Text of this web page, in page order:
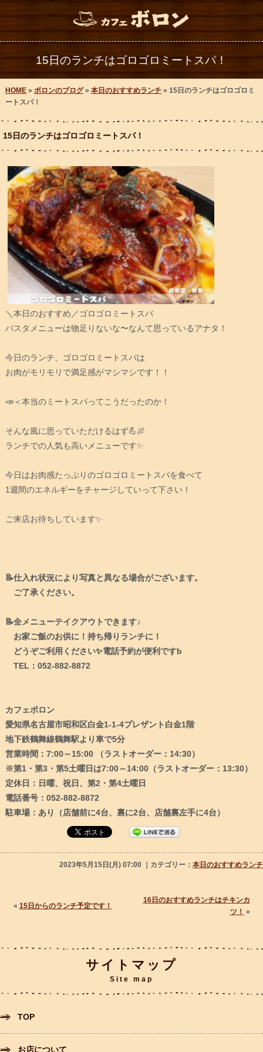
15日のランチはゴロゴロミートスパ！
HOME» ボロンのブログ» 本日のおすすめランチ» 15日のランチはゴロゴロミ
ートスパ！
15日のランチはゴロゴロミートスパ！
＼本日のおすすめ／ゴロゴロミートスパ
パスタメニューは物足りないな〜なんて思っているアナタ！
今日のランチ、ゴロゴロミートスパは
お肉がモリモリで満足感がマシマシです！！
📣＜本当のミートスパってこうだったのか！
そんな風に思っていただけるはず💪🍖
ランチでの人気も高いメニューです✨
今日はお肉感たっぷりのゴロゴロミートスパを食べて
1週間のエネルギーをチャージしていって下さい！
ご来店お待ちしています✨
📝仕入れ状況により写真と異なる場合がございます。
ご了承ください。
📝全メニューテイクアウトできます♪
お家ご飯のお供に！持ち帰りランチに！
どうぞご利用ください✨電話予約が便利ですb
TEL：052-882-8872
カフェボロン
愛知県名古屋市昭和区白金1-1-4プレザント白金1階
地下鉄鶴舞線鶴舞駅より車で5分
営業時間：7:00～15:00 （ラストオーダー：14:30）
※第1・第3・第5土曜日は7:00～14:00（ラストオーダー：13:30）
定休日：日曜、祝日、第2・第4土曜日
電話番号：052-882-8872
駐車場：あり（店舗前に4台、裏に2台、店舗裏左手に4台）
2023年5月15日(月) 07:00 ｜カテゴリー： 本日のおすすめランチ
« 15日からのランチ予定です！
16日のおすすめランチはチキンカ
ツ！
»
サイトマップ
Site map
TOP
お店について